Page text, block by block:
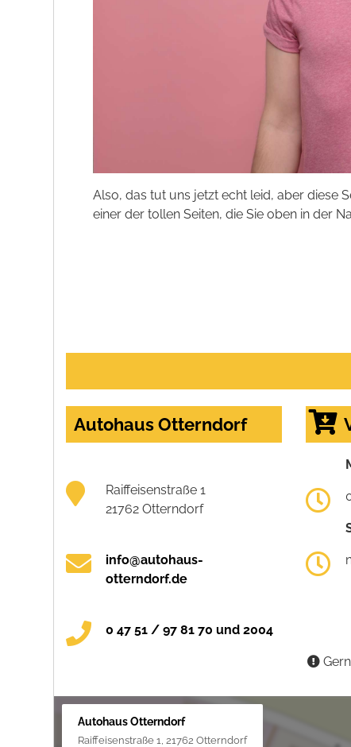
Also, das tut uns jetzt echt leid, aber diese
einer der tollen Seiten, die Sie oben in der
Autohaus Otterndorf
Raiffeisenstraße 1
21762 Otterndorf
info@autohaus-
otterndorf.de
0 47 51 / 97 81 70 und 2004
Autohaus Otterndorf
Raiffeisenstraße 1, 21762 Otterndorf